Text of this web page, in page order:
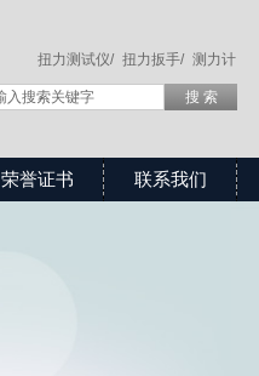
测力计
扭力扳手/
扭力测试仪/
荣誉证书 联系我们